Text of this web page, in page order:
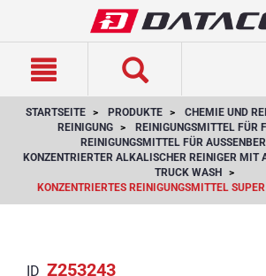
STARTSEITE PRODUKTE
CHEMIE UND
REINIGUNG
REINIGUNGSMITTEL FÜR
REINIGUNGSMITTEL FÜR
KONZENTRIERTER ALKALISCHER REINIGER MIT
TRUCK WASH
KONZENTRIERTES REINIGUNGSMITTEL
ID Z253243